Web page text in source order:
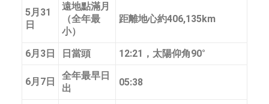
5月31
日
遠地點滿月
（全年最
小）
距離地心約406,135km
6月3日 日當頭 12:21，太陽仰角90°
6月7日
全年最早日
出
05:38